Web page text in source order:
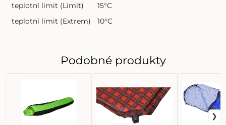
teplotní limit (Limit)
15°C
teplotní limit (Extrem)
10°C
Podobné produkty